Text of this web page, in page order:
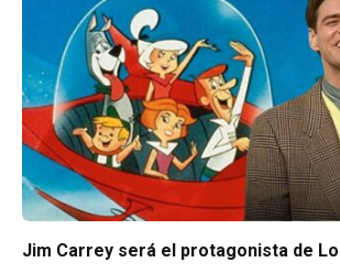
Jim Carrey será el protagonista de